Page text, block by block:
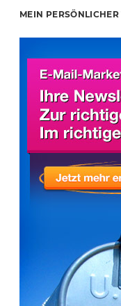
MEIN